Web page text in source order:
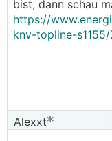
bist, dann schau
https://
knv-topline-s1155/
Alexxt